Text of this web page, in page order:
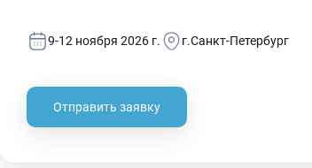
9-12 ноября 2026 г. г.Санкт-Петербург
Отправить заявку